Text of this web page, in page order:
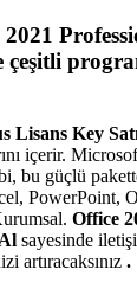
Lisans Key
içerir.
bu güçlü
PowerPoint,
Office
sayesinde
artıracaksınız .